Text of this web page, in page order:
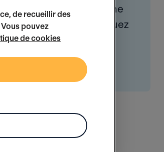
vous fait découvrir une
Arcachon ! Ne manquez
2023, sur
ainsi que le replay
de recueillir des
pouvez
de cookies